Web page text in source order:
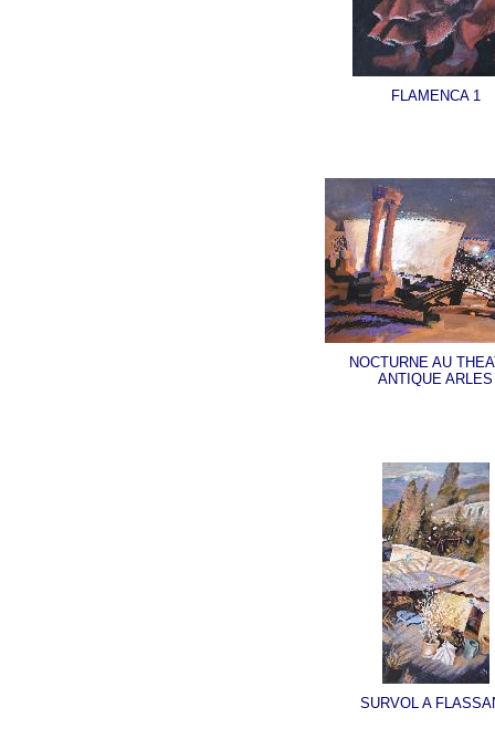
FLAMENCA 1
NOCTURNE AU
ANTIQUE ARLES
SURVOL A